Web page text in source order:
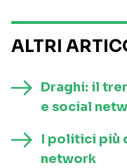
ALTRI
Draghi: il
e social
I politici più
network